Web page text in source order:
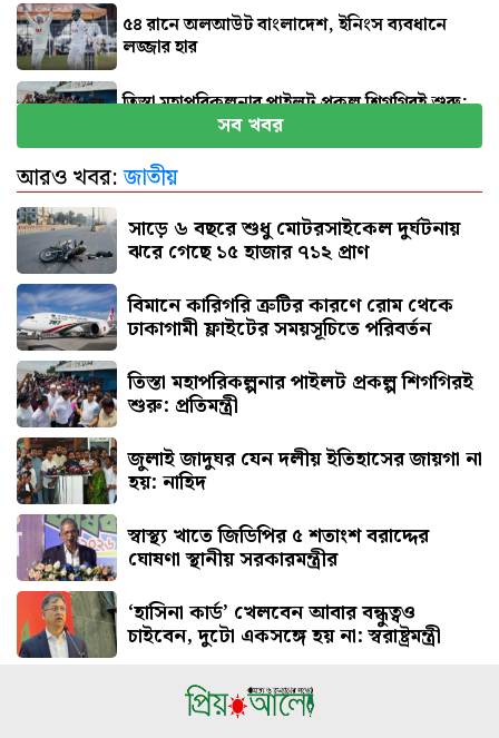
৫৪ রানে অলআউট বাংলাদেশ, ইনিংস ব্যবধানে
লজ্জার হার
তিস্তা মহাপরিকল্পনার পাইলট প্রকল্প শিগগিরই শুরু:
জুলাই জাদুঘর যেন দলীয় ইতিহাসের জায়গা না হয়:
সব খবর
আরও খবর:জাতীয়
সাড়ে ৬ বছরে শুধু মোটরসাইকেল দুর্ঘটনায়
ঝরে গেছে ১৫ হাজার ৭১২ প্রাণ
বিমানে কারিগরি ত্রুটির কারণে রোম থেকে
ঢাকাগামী ফ্লাইটের সময়সূচিতে পরিবর্তন
তিস্তা মহাপরিকল্পনার পাইলট প্রকল্প শিগগিরই
শুরু: প্রতিমন্ত্রী
জুলাই জাদুঘর যেন দলীয় ইতিহাসের জায়গা না
হয়: নাহিদ
স্বাস্থ্য খাতে জিডিপির ৫ শতাংশ বরাদ্দের
ঘোষণা স্থানীয় সরকারমন্ত্রীর
‘হাসিনা কার্ড’ খেলবেন আবার বন্ধুত্বও
চাইবেন, দুটো একসঙ্গে হয় না: স্বরাষ্ট্রমন্ত্রী